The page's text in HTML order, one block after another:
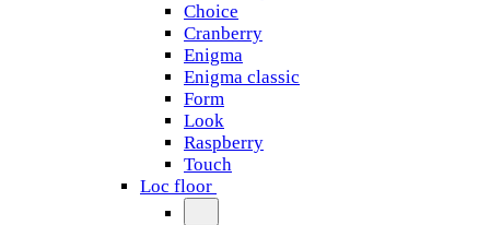
Choice
Cranberry
Enigma
Enigma classic
Form
Look
Raspberry
Touch
Loc floor